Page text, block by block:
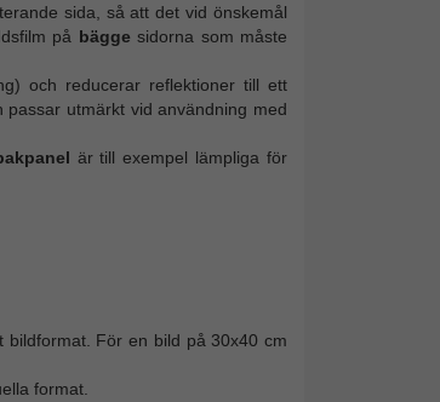
sida, så att det vid önskemål
på bägge sidorna som måste
och reducerar reflektioner till ett
utmärkt vid användning med
är till exempel lämpliga för
bildformat. För en bild på 30x40 cm
format.